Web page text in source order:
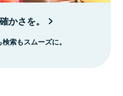
かさを。
索もスムーズに。